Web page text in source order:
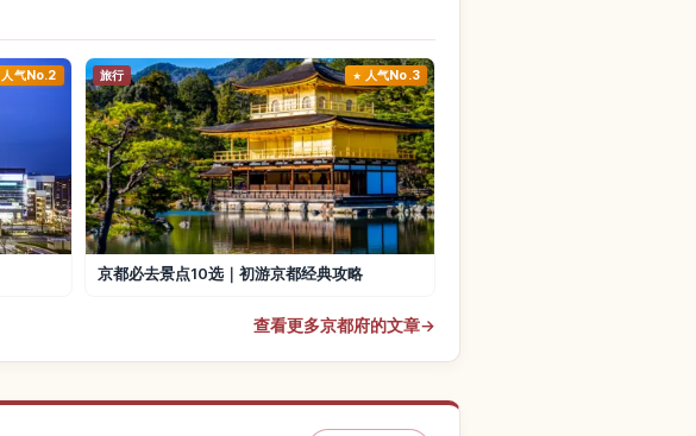
人气No.2 旅行 人气No.3
京都必去景点10选｜初游京都经典攻略
查看更多京都府的文章→